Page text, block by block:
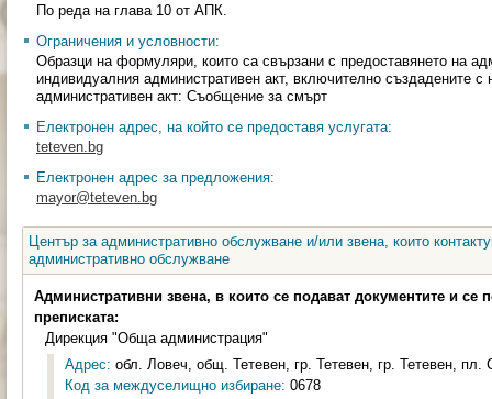
По реда на глава 10 от АПК.
Ограничения и условности:
Образци на формуляри, които са свързани с предоставянето на
индивидуалния административен акт, включително създадените с
административен акт: Съобщение за смърт
Електронен адрес, на който се предоставя услугата:
teteven.bg
Електронен адрес за предложения:
mayor@teteven.bg
Център за административно обслужване и/или звена, които
административно обслужване
Административни звена, в които се подават документите и се
преписката:
Дирекция "Обща администрация"
Адрес: обл. Ловеч, общ. Тетевен, гр. Тетевен, гр. Тетевен,
Код за междуселищно избиране: 0678